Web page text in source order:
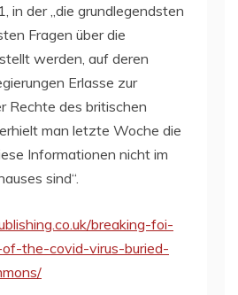
in der „die grundlegendsten
Fragen über die
werden, auf deren
Erlasse zur
Rechte des britischen
man letzte Woche die
Informationen nicht im
sind“.
breaking-foi-
the-covid-virus-buried-